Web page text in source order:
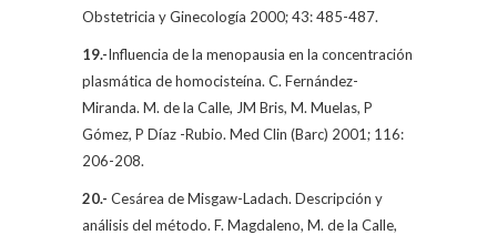
Obstetricia y Ginecología 2000; 43: 485-487.
19.-Influencia de la menopausia en la concentración
plasmática de homocisteína. C. Fernández-
Miranda. M. de la Calle, JM Bris, M. Muelas, P
Gómez, P Díaz -Rubio. Med Clin (Barc) 2001; 116:
206-208.
20.- Cesárea de Misgaw-Ladach. Descripción y
análisis del método. F. Magdaleno, M. de la Calle,